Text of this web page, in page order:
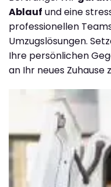
Ablauf und eine
professionellen
Umzugslösungen.
Ihre persönlichen
an Ihr neues Zuhause